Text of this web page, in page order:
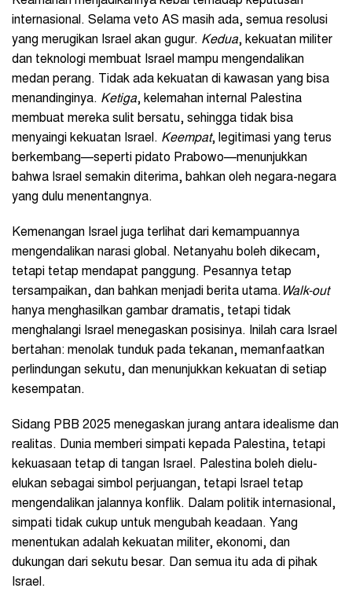
internasional. Selama veto AS masih ada, semua resolusi
yang merugikan Israel akan gugur. Kedua, kekuatan militer
dan teknologi membuat Israel mampu mengendalikan
medan perang. Tidak ada kekuatan di kawasan yang bisa
menandinginya. Ketiga, kelemahan internal Palestina
membuat mereka sulit bersatu, sehingga tidak bisa
menyaingi kekuatan Israel. Keempat, legitimasi yang terus
berkembang—seperti pidato Prabowo—menunjukkan
bahwa Israel semakin diterima, bahkan oleh negara-negara
yang dulu menentangnya.
Kemenangan Israel juga terlihat dari kemampuannya
mengendalikan narasi global. Netanyahu boleh dikecam,
tetapi tetap mendapat panggung. Pesannya tetap
tersampaikan, dan bahkan menjadi berita utama. Walk-out
hanya menghasilkan gambar dramatis, tetapi tidak
menghalangi Israel menegaskan posisinya. Inilah cara Israel
bertahan: menolak tunduk pada tekanan, memanfaatkan
perlindungan sekutu, dan menunjukkan kekuatan di setiap
kesempatan.
Sidang PBB 2025 menegaskan jurang antara idealisme dan
realitas. Dunia memberi simpati kepada Palestina, tetapi
kekuasaan tetap di tangan Israel. Palestina boleh dielu-
elukan sebagai simbol perjuangan, tetapi Israel tetap
mengendalikan jalannya konflik. Dalam politik internasional,
simpati tidak cukup untuk mengubah keadaan. Yang
menentukan adalah kekuatan militer, ekonomi, dan
dukungan dari sekutu besar. Dan semua itu ada di pihak
Israel.